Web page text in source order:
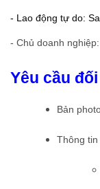
- Lao động tự do:
- Chủ doanh
Yêu cầu
Bản
Thông